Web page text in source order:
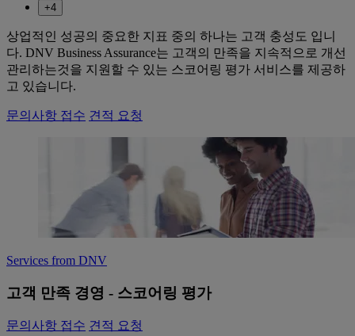
+4
상업적인 성공의 중요한 지표 중의 하나는 고객 충성도 입니
다. DNV Business Assurance는 고객의 만족을 지속적으로 개선
관리하는것을 지원할 수 있는 스코어링 평가 서비스를 제공하
고 있습니다.
문의사항 접수 견적 요청
Services from DNV
고객 만족 경영 - 스코어링 평가
문의사항 접수 견적 요청